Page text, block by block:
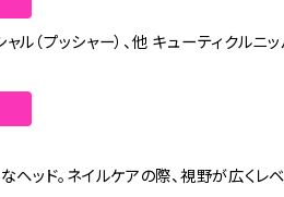
ル（プッシャー）、他 キューティクルニ
ヘッド。ネイルケアの際、視野が広く